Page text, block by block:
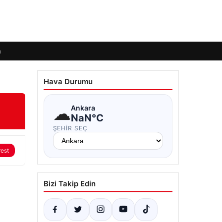
Hava Durumu
☁Ankara
NaN°C
ŞEHIR SEÇ
Bizi Takip Edin